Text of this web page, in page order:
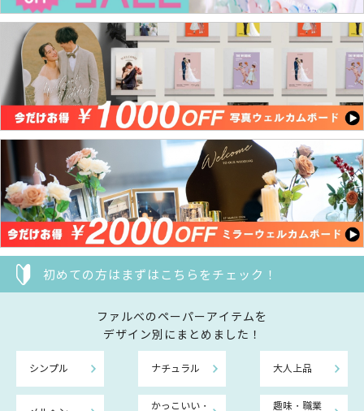
初めての方はまずはこちらをチェック！
ファルべのペーパーアイテムを
デザイン別にまとめました！
シンプル ナチュラル 大人上品
かっこいい・ 趣味・職業